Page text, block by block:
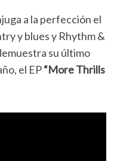
a la perfección el
y blues y Rhythm &
su último
el EP“More Thrills